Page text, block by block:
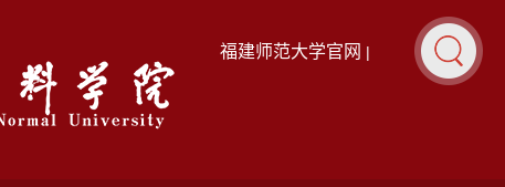
福建师范大学官网 |